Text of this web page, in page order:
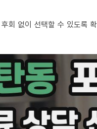
회 없이 선택할 수 있도록